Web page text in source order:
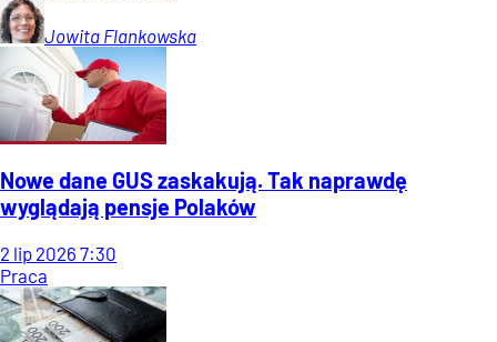
Jowita Flankowska
Nowe dane GUS zaskakują. Tak naprawdę
wyglądają pensje Polaków
2 lip 2026 7:30
Praca